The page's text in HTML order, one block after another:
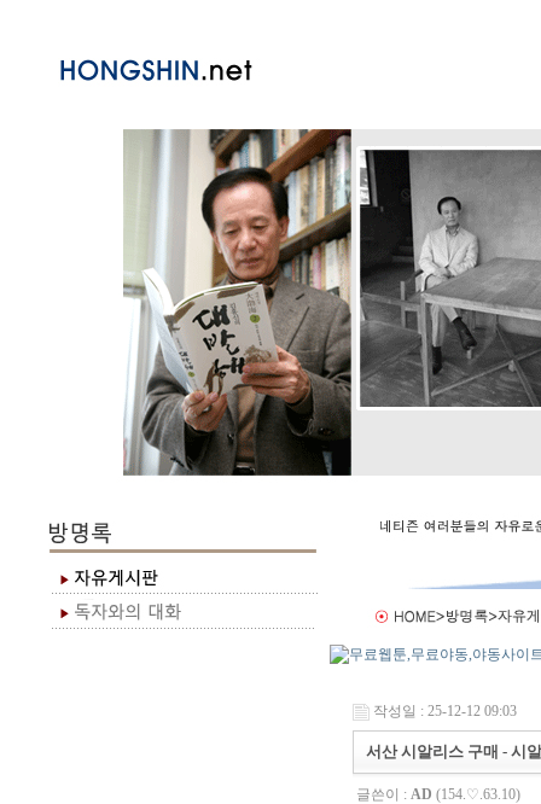
작성일 : 25-12-12 09:03
서산 시알리스 구매 - 시
글쓴이 : AD (154.♡.63.10)